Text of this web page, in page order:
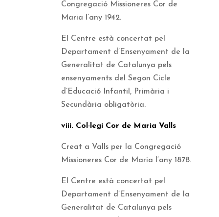
Congregació Missioneres Cor de
Maria l’any 1942.
El Centre està concertat pel
Departament d’Ensenyament de la
Generalitat de Catalunya pels
ensenyaments del Segon Cicle
d’Educació Infantil, Primària i
Secundària obligatòria.
viii. Col·legi Cor de Maria Valls
Creat a Valls per la Congregació
Missioneres Cor de Maria l’any 1878.
El Centre està concertat pel
Departament d’Ensenyament de la
Generalitat de Catalunya pels